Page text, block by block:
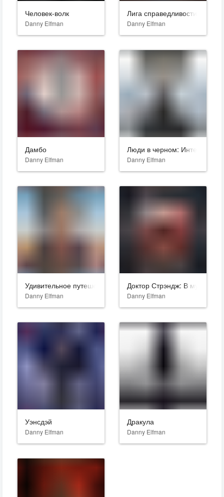
Человек-волк
Danny Elfman
Лига справедливости
Danny Elfman
Дамбо
Danny Elfman
Люди в черном: Интернэшнл
Danny Elfman
Удивительное путешествие доктора Дулиттла
Danny Elfman
Доктор Стрэндж: В
Danny Elfman
Уэнсдэй
Danny Elfman
Дракула
Danny Elfman